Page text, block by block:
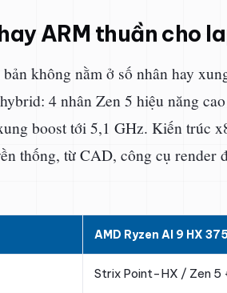
ARM thuần cho
không nằm ở số nhân hay
4 nhân Zen 5 hiệu năng
boost tới 5,1 GHz. Kiến trúc
thống, từ CAD, công cụ render
AMD Ryzen AI 9 HX 375
Strix Point-HX / Zen 5